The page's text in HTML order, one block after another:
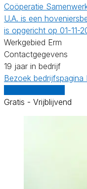
Coöperatie
U.A. is een
is opgericht op 01-11-
Werkgebied Erm
Contactgegevens
19 jaar in bedrijf
Bezoek bedrijfspagina
Gratis - Vrijblijvend